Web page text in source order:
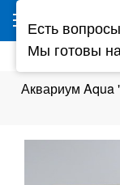
Аквариум Aqua
Есть
Мы готовы
Ваш город - Минск,
угадали?
ДА НЕТ